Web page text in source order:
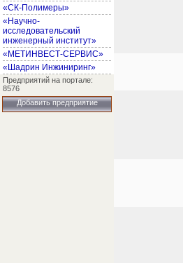
«СК-Полимеры»
«Научно-
исследовательский
инженерный институт»
«МЕТИНВЕСТ-СЕРВИС»
«Шадрин Инжиниринг»
Предприятий на портале:
8576
Добавить предприятие